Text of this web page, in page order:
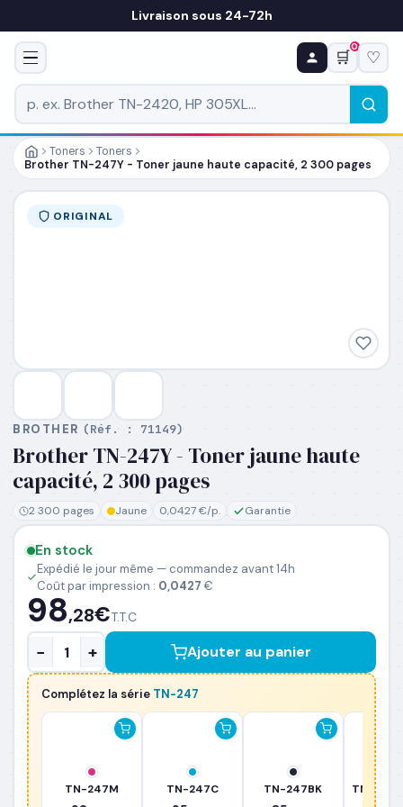
Livraison sous 24-72h
🛒
0
♡
Toners
Toners
Brother TN-247Y - Toner jaune haute capacité, 2 300 pages
ORIGINAL
BROTHER (Réf. : 71149)
Brother TN-247Y - Toner jaune haute
capacité, 2 300 pages
2 300 pages Jaune 0,0427 €/p. Garantie
En stock
Expédié le jour même — commandez avant 14h
Coût par impression : 0,0427€
98,28€T.T.C
− + Ajouter au panier
Complétez la série TN-247
TN-247M TN-247C TN-247BK TN-
Prévoyez & économisez
vous prépare un devis personnalisé
RÉFÉRENCE DU PRODUIT*
DATE DE PREMIÈRE LIVRAISON SOUHAITÉE
PRÉNOM*
NOM*
EMAIL PROFESSIONNEL *
TÉLÉPHONE
SOCIÉTÉ
PRÉCISEZ VOS BESOINS (OPTIONNEL)